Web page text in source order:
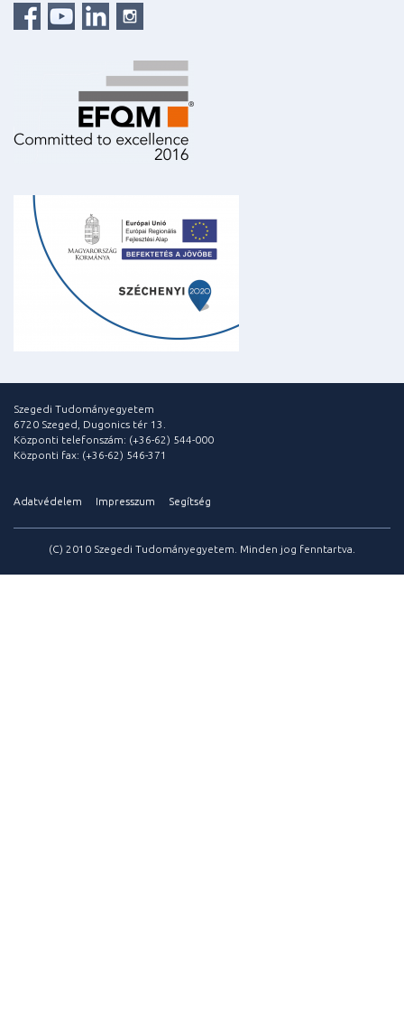
Szegedi Tudományegyetem
6720 Szeged, Dugonics tér 13.
Központi telefonszám: (+36-62) 544-000
Központi fax: (+36-62) 546-371
Adatvédelem Impresszum Segítség
(C) 2010 Szegedi Tudományegyetem. Minden jog fenntartva.